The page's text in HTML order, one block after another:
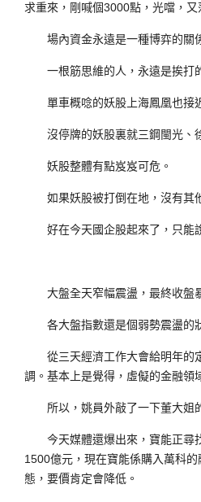
求重來，剛喊個3000點，光噹，又
場內資金永遠是一種博弈的關
一根筋思維的人，永遠是挨打
單車概唸的妖股上海鳳凰也接
沒停牌的妖股裏就三鋼閩光、
妖股整體有點岌岌可危。
如果妖股被打倒在地，沒有其
好在今天國企股起來了，只能
大盤全天窄幅震盪，最終收盤
各大盤指數還是個弱勢震盪的
從三天經濟工作大會給明年的定
調。基本上是覺得，虛儗的金融領
所以，姚員外敲了一下董大姐
今天媒體還爆出來，寶能正尋
1500億元，現在寶能係購入萬科
態，要價肯定會降低。